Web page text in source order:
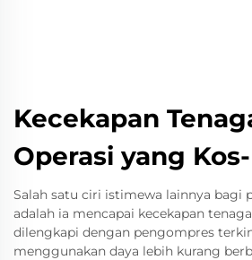
Kecekapan
Operasi yang
Salah satu ciri istimewa lainnya bagi
adalah ia mencapai kecekapan
dilengkapi dengan pengompres
menggunakan daya lebih kurang